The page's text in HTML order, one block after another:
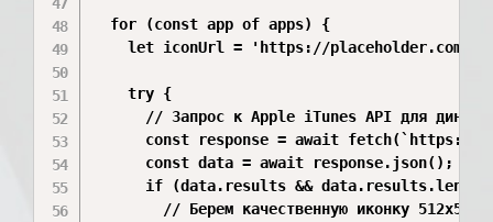
  for (const app of apps) {
    let iconUrl = 'https://placeholder.com';
    try {
// Запрос к Apple iTunes API для
const response = await fetch(`https://
      const data = await response.json();
if (data.results && data.results.length
        // Берем качественную иконку 512x512